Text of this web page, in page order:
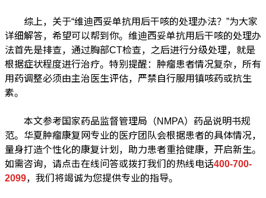
综上，关于“维迪西妥单抗用后干咳的处理办法？”为大家
详细解答，希望可以帮到你。维迪西妥单抗用后干咳的处理办
法首先是排查，通过胸部CT检查，之后进行分级处理，就是
根据症状程度进行治疗。特别提醒：肿瘤患者情况复杂，所有
用药调整必须由主治医生评估，严禁自行服用镇咳药或抗生
素。
本文参考国家药品监督管理局（NMPA）药品说明书规
范。华夏肿瘤康复网专业的医疗团队会根据患者的具体情况，
量身打造个性化的康复计划，助力患者重拾健康，开启新生。
如需咨询，请点击在线问答或拨打我们的热线电话400-700-
2099，我们将竭诚为您提供专业的指导。